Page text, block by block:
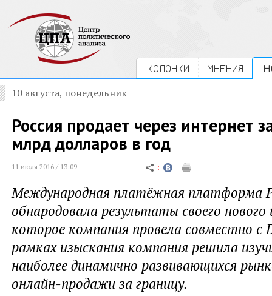
КОЛОНКИ МНЕНИЯ
10 августа, понедельник
Россия продает через интернет
млрд долларов в год
11 июля 2016 / 13:09
Международная платёжная платформа
обнародовала результаты своего нового
которое компания провела совместно с
рамках изыскания компания решила
наиболее динамично развивающихся
онлайн-продажи за границу.